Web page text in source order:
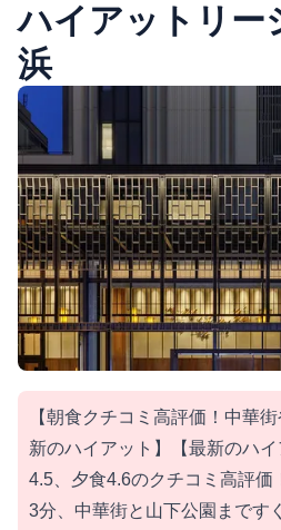
ハイアットリー
浜
【朝食クチコミ高評価！中華
新のハイアット】【最新のハ
4.5、夕食4.6のクチコミ高評
3分、中華街と山下公園まで